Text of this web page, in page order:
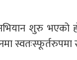
शुरु भएको